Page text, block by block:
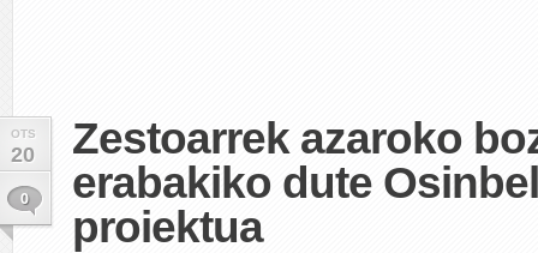
OTS
20
0
Zestoarrek azaroko
erabakiko dute
proiektua